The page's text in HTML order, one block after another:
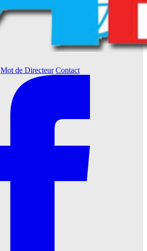
Mot de Directeur Contact